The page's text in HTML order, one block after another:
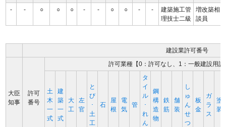
- - ○ ○ ○ - - ○ ○ - -
建築施工管
理技士二級
増改築相
談員
建設業許可番号
大臣
知事
許可
番号
許可業種【0：許可なし、1：一般建設用
土
木
一
式
建
築
一
式
大
工
左
官
と
び
･
土
工
石
屋
根
電
気
管
タ
イ
ル
･
れ
ん
鋼
構
造
物
鉄
筋
舗
装
し
ゅ
ん
せ
つ
板
金
ガ
ラ
ス
塗
装